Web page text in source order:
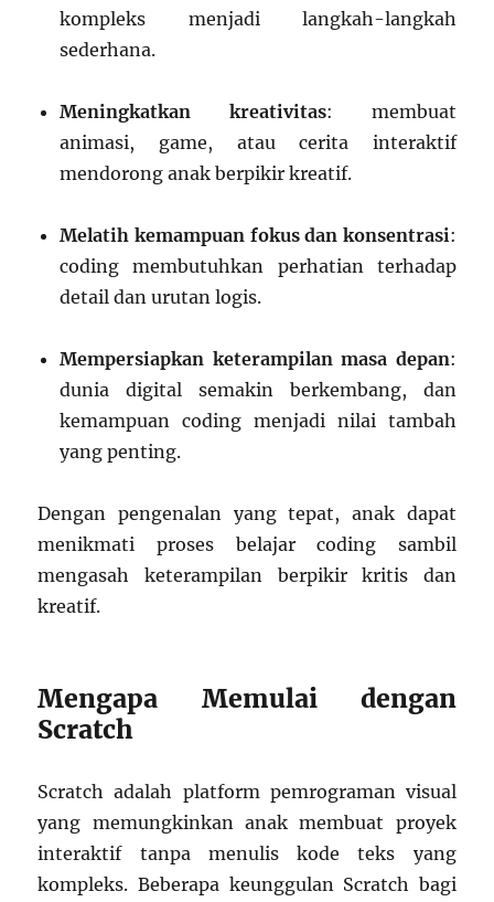
kompleks menjadi langkah-langkah
sederhana.
Meningkatkan kreativitas: membuat
animasi, game, atau cerita interaktif
mendorong anak berpikir kreatif.
Melatih kemampuan fokus dan konsentrasi:
coding membutuhkan perhatian terhadap
detail dan urutan logis.
Mempersiapkan keterampilan masa depan:
dunia digital semakin berkembang, dan
kemampuan coding menjadi nilai tambah
yang penting.
Dengan pengenalan yang tepat, anak dapat
menikmati proses belajar coding sambil
mengasah keterampilan berpikir kritis dan
kreatif.
Mengapa Memulai dengan
Scratch
Scratch adalah platform pemrograman visual
yang memungkinkan anak membuat proyek
interaktif tanpa menulis kode teks yang
kompleks. Beberapa keunggulan Scratch bagi